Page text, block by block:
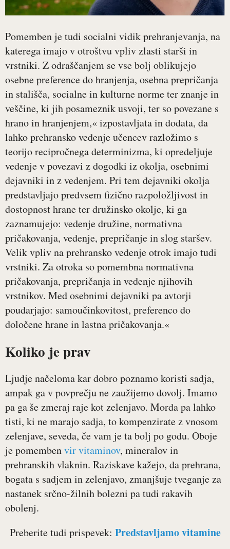
Pomemben je tudi socialni vidik prehranjevanja, na
katerega imajo v otroštvu vpliv zlasti starši in
vrstniki. Z odraščanjem se vse bolj oblikujejo
osebne preference do hranjenja, osebna prepričanja
in stališča, socialne in kulturne norme ter znanje in
veščine, ki jih posameznik usvoji, ter so povezane s
hrano in hranjenjem,« izpostavljata in dodata, da
lahko prehransko vedenje učencev razložimo s
teorijo recipročnega determinizma, ki opredeljuje
vedenje v povezavi z dogodki iz okolja, osebnimi
dejavniki in z vedenjem. Pri tem dejavniki okolja
predstavljajo predvsem fizično razpoložljivost in
dostopnost hrane ter družinsko okolje, ki ga
zaznamujejo: vedenje družine, normativna
pričakovanja, vedenje, prepričanje in slog staršev.
Velik vpliv na prehransko vedenje otrok imajo tudi
vrstniki. Za otroka so pomembna normativna
pričakovanja, prepričanja in vedenje njihovih
vrstnikov. Med osebnimi dejavniki pa avtorji
poudarjajo: samoučinkovitost, preferenco do
določene hrane in lastna pričakovanja.«
Koliko je prav
Ljudje načeloma kar dobro poznamo koristi sadja,
ampak ga v povprečju ne zaužijemo dovolj. Imamo
pa ga še zmeraj raje kot zelenjavo. Morda pa lahko
tisti, ki ne marajo sadja, to kompenzirate z vnosom
zelenjave, seveda, če vam je ta bolj po godu. Oboje
je pomembenvir vitaminov, mineralov in
prehranskih vlaknin. Raziskave kažejo, da prehrana,
bogata s sadjem in zelenjavo, zmanjšuje tveganje za
nastanek srčno-žilnih bolezni pa tudi rakavih
obolenj.
Preberite tudi prispevek: Predstavljamo vitamine